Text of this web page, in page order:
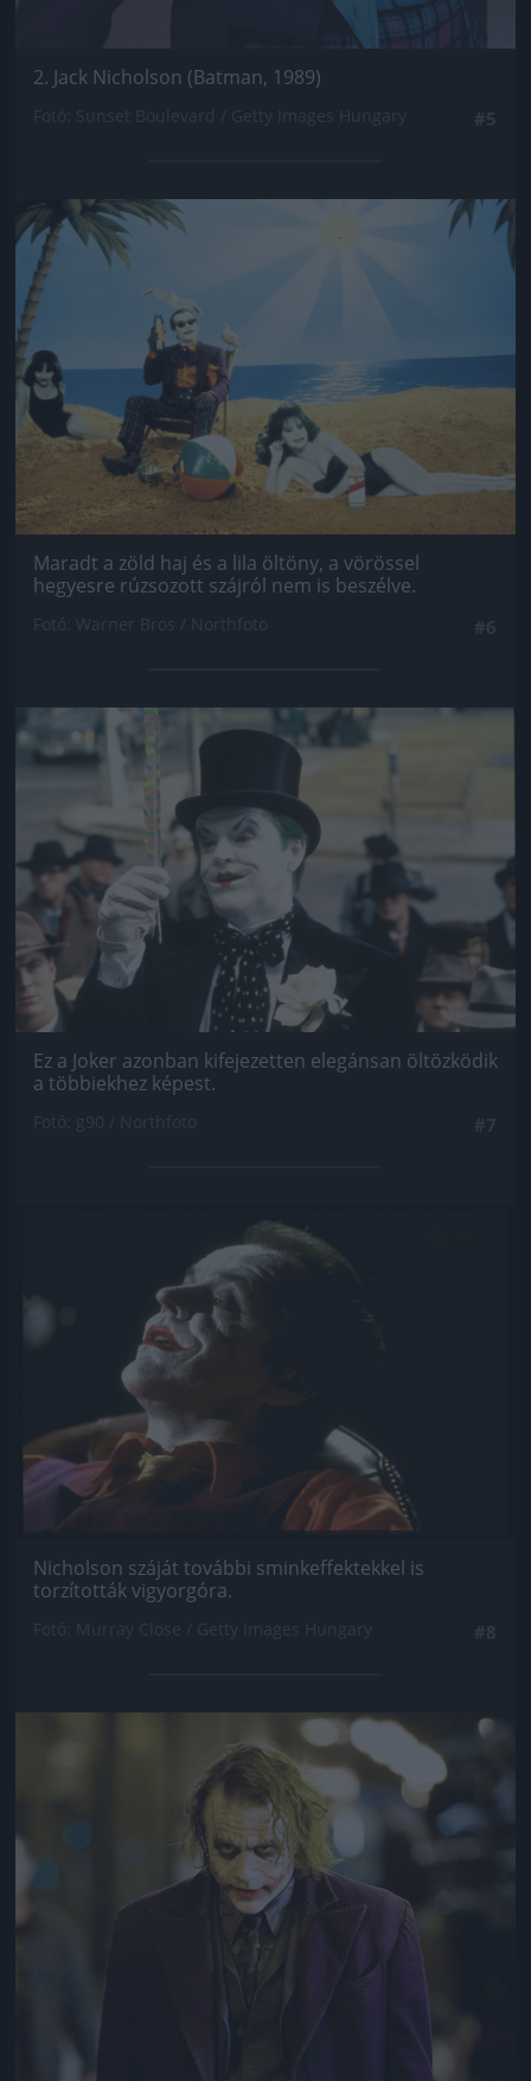
2. Jack Nicholson (Batman, 1989)
Jön még kép!
Maradt a zöld haj és a lila öltöny, a vörössel
hegyesre rúzsozott szájról nem is beszélve.
Jön még kép!
Ez a Joker azonban kifejezetten elegánsan öltözködik
a többiekhez képest.
Jön még kép!
Nicholson száját további sminkeffektekkel is
torzították vigyorgóra.
Jön még kép!